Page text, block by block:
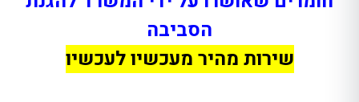
הסביבה
שירות מהיר מעכשיו לעכשיו